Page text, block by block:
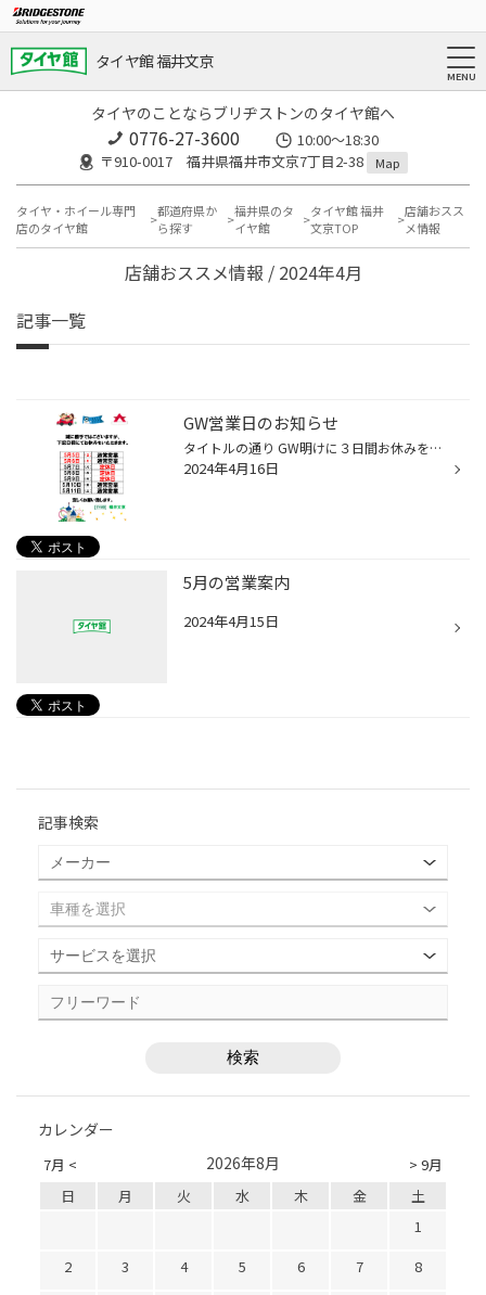
タイヤ館 福井文京
タイヤのことならブリヂストンのタイヤ館へ
0776-27-3600
10:00～18:30
〒910-0017 福井県福井市文京7丁目2-38
Map
タイヤ・ホイール専門
店のタイヤ館
都道府県か
ら探す
福井県のタ
イヤ館
タイヤ館 福井
文京TOP
店舗おスス
メ情報
店舗おススメ情報 / 2024年4月
記事一覧
GW営業日のお知らせ
タイトルの通り GW明けに３日間お休みをいただきます。 お急ぎのお客様にはご迷惑をおかけします。 ご了承ください。
2024年4月16日
5月の営業案内
2024年4月15日
記事検索
カレンダー
7月 < > 9月
2026年8月
日 月 火 水 木 金
土
1
2
3 4 5 6 7
8